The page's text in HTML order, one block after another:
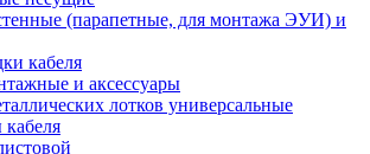
(парапетные, для монтажа ЭУИ) и
кабеля
и аксессуары
лотков универсальные